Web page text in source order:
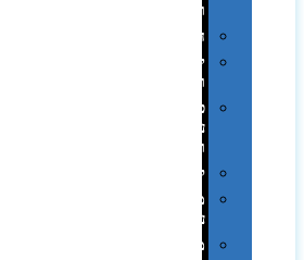
ואומנות
חגים
יין
ומארזים
כלי
עבודה
ופנסים
למטבח
מוצרי
עור
מחברות